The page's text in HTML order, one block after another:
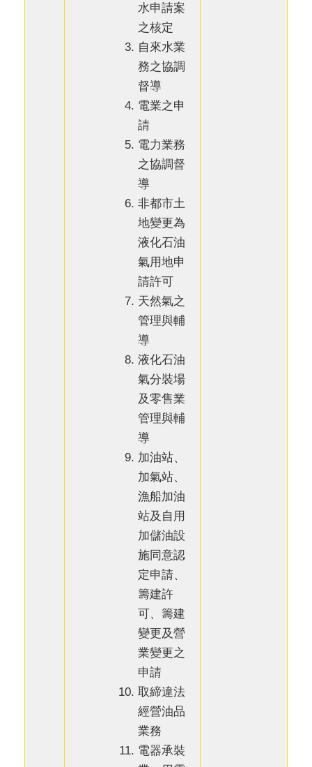
水申請案
之核定
自來水業
務之協調
督導
電業之申
請
電力業務
之協調督
導
非都市土
地變更為
液化石油
氣用地申
請許可
天然氣之
管理與輔
導
液化石油
氣分裝場
及零售業
管理與輔
導
加油站、
加氣站、
漁船加油
站及自用
加儲油設
施同意認
定申請、
籌建許
可、籌建
變更及營
業變更之
申請
取締違法
經營油品
業務
電器承裝